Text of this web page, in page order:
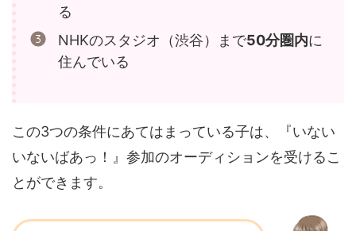
る
NHKのスタジオ（渋谷）まで50分圏内に
住んでいる
この3つの条件にあてはまっている子は、『いない
いないばあっ！』参加のオーディションを受けるこ
とができます。